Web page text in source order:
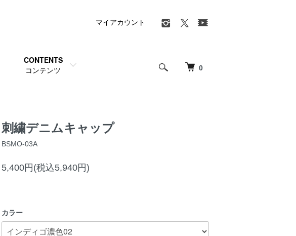
0
CONTENTS
コンテンツ
マイアカウント
刺繍デニムキャップ
BSMO-03A
5,400円(税込5,940円)
カラー